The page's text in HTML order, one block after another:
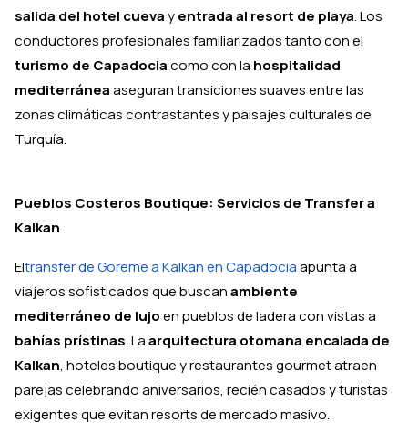
salida del hotel cuevayentrada al resort de playa. Los
conductores profesionales familiarizados tanto con el
turismo de Capadociacomo con la hospitalidad
mediterráneaaseguran transiciones suaves entre las
zonas climáticas contrastantes y paisajes culturales de
Turquía.
Pueblos Costeros Boutique: Servicios de Transfer a
Kalkan
Eltransfer de Göreme a Kalkan en Capadociaapunta a
viajeros sofisticados que buscanambiente
mediterráneo de lujoen pueblos de ladera con vistas a
bahías prístinas. Laarquitectura otomana encalada de
Kalkan, hoteles boutique y restaurantes gourmet atraen
parejas celebrando aniversarios, recién casados y turistas
exigentes que evitan resorts de mercado masivo.